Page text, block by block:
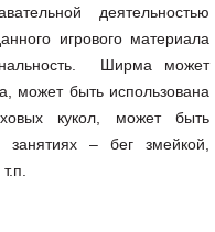
деятельностью
игрового материала
Ширма может
может быть использована
кукол, может быть
занятиях – бег змейкой,